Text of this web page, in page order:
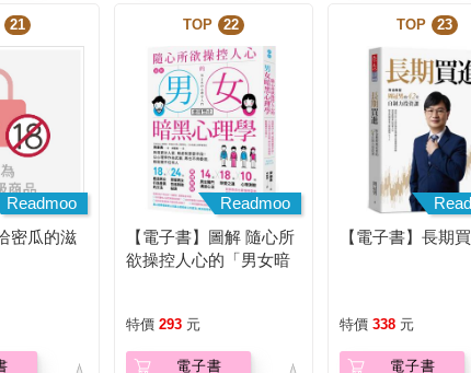
21
Readmoo
密瓜的滋
TOP 22
Readmoo
【電子書】圖解 隨心所
欲操控人心的「男女暗
特價 293 元
電子書
TOP 23
【電子書】長期
特價 338 元
電子書